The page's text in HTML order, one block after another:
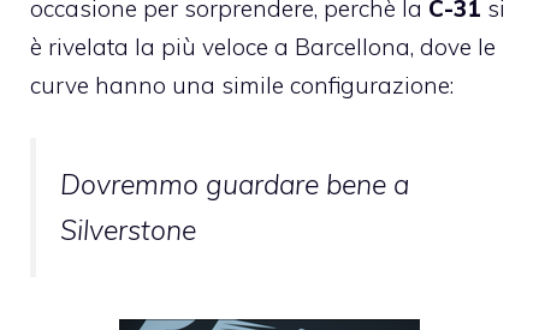
occasione per sorprendere, perchè la C-31 si
è rivelata la più veloce a Barcellona, dove le
curve hanno una simile configurazione:
Dovremmo guardare bene a
Silverstone